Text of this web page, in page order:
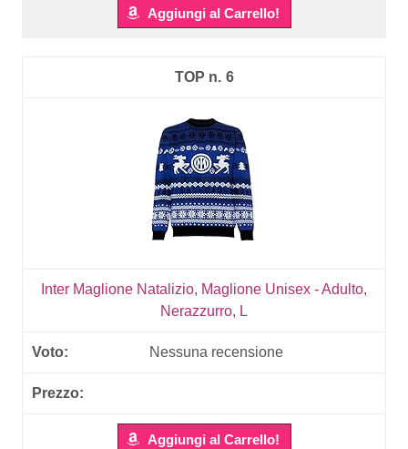
Aggiungi al Carrello!
6
Inter Maglione Natalizio, Maglione Unisex - Adulto,
Nerazzurro, L
Nessuna recensione
Aggiungi al Carrello!